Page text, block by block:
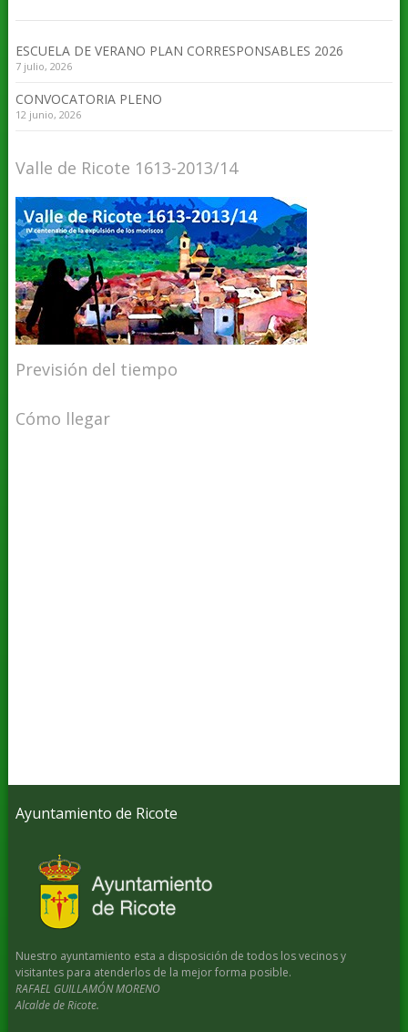
ESCUELA DE VERANO PLAN CORRESPONSABLES 2026
7 julio, 2026
CONVOCATORIA PLENO
12 junio, 2026
Valle de Ricote 1613-2013/14
Previsión del tiempo
Cómo llegar
Ayuntamiento de Ricote
Nuestro ayuntamiento esta a disposición de todos los vecinos y
visitantes para atenderlos de la mejor forma posible.
RAFAEL GUILLAMÓN MORENO
Alcalde de Ricote.